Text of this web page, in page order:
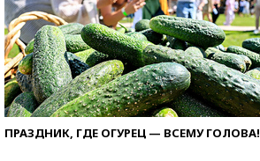
ПРАЗДНИК, ГДЕ ОГУРЕЦ — ВСЕМУ ГОЛОВА!